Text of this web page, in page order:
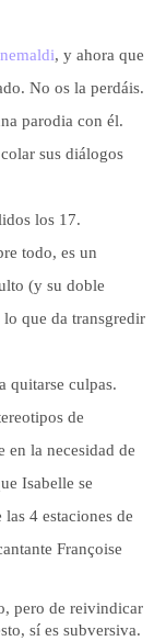
, y ahora que
No os la perdáis.
parodia con él.
sus diálogos
los 17.
todo, es un
(y su doble
que da transgredir
quitarse culpas.
de
en la necesidad de
Isabelle se
4 estaciones de
Françoise
pero de reivindicar
sí es subversiva.